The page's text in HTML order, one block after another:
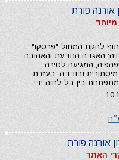
אורנה פורת
להקת המחול "פרסקו"
האגדה הנודעת והאהובה
המגיעה לטירה
ובודדה. בעזרת
בין בל לחיה ידי
אורנה פורת
האתר